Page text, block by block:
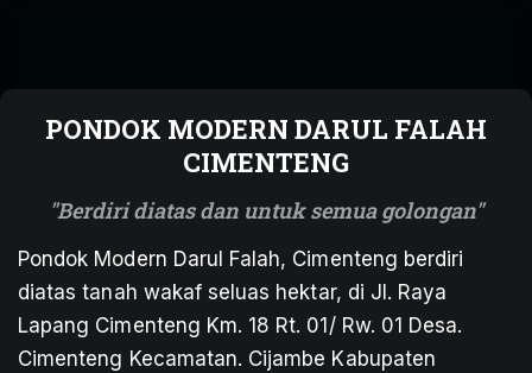
PONDOK MODERN DARUL FALAH
CIMENTENG
Berdiri diatas dan untuk semua golongan
Pondok Modern Darul Falah, Cimenteng berdiri
diatas tanah wakaf seluas hektar, di Jl. Raya
Lapang Cimenteng Km. 18 Rt. 01/ Rw. 01 Desa.
Cimenteng Kecamatan. Cijambe Kabupaten